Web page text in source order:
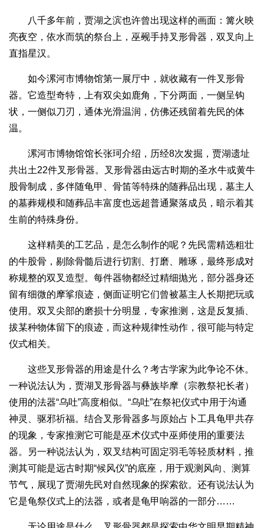
八千多年前，贾湖之滨也许曾出现这样的画面：篝火映
亮夜空，依水而筑的祭台上，巫觋手持叉形骨器，双叉向上
直指星汉。
如今漯河市博物馆第一展厅中，就收藏有一件叉形骨
器。它造型奇特，上有双尖如鹿角，下分两面，一侧呈钩
状，一侧似刀刃，通体光滑温润，仿佛还残留着先民的体
温。
漯河市博物馆馆长张珂介绍，历经8次发掘，贾湖遗址
共出土22件叉形骨器。叉形骨器由远古时期的圣水牛或黄牛
股骨制成，多伴随龟甲、骨笛等特殊的随葬品出现，墓主人
的墓葬规模和随葬品丰富度也远超普通聚落成员，暗示着其
生前的特殊身份。
这样精美的工艺品，是怎么制作的呢？先民需精选粗壮
的牛股骨，剔除骨髓后进行切割、打磨、雕琢，最终形成对
称规整的双叉造型。每件器物都经过精细抛光，部分器身还
留有细微的摩挲痕迹，侧面证明它们曾被墓主人长期把玩或
使用。双叉尖部的磨损十分明显，专家推测，这是反复插、
拔某种物体留下的痕迹，而这种规律性动作，很可能与特定
仪式相关。
这些叉形骨器的用途是什么？考古学家为此争论不休。
一种说法认为，贾湖叉形骨器与彝族毕摩（宗教祭祀长者）
使用的法器“乌吐”高度相似。“乌吐”在祭祀仪式中用于沟通
神灵、驱邪祈福。结合叉形骨器多与原始占卜工具龟甲共存
的现象，专家推测它可能是巫术仪式中巫师使用的重要法
器。另一种说法认为，双叉结构可固定羽毛等轻质材料，推
测其可能是远古时期“候风仪”的底座，用于观测风向、测算
节气，展现了贾湖先民对自然现象的探索欲。还有说法认为
它是龟祭仪式上的法器，或者是龟甲响器的一部分……